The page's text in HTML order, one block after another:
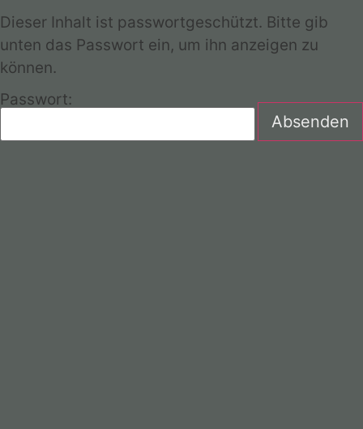
Dieser Inhalt ist passwortgeschützt. Bitte gib
unten das Passwort ein, um ihn anzeigen zu
können.
Passwort: